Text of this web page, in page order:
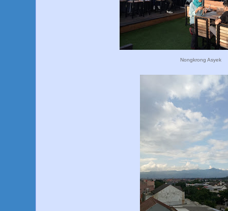
Nongkrong Asyek